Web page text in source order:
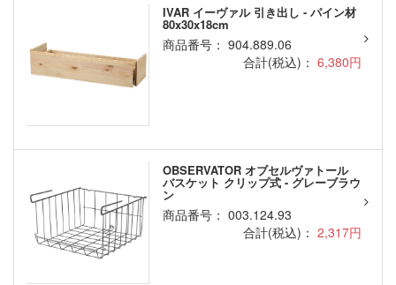
IVAR イーヴァル 引き出し - パイン材
80x30x18cm
商品番号： 904.889.06
合計(税込)： 6,380円
OBSERVATOR オブセルヴァトール
バスケット クリップ式 - グレーブラウ
ン
商品番号： 003.124.93
合計(税込)： 2,317円